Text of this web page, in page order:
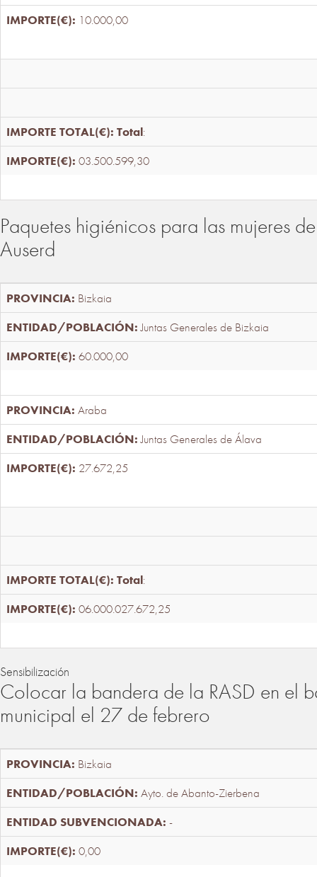
10.000,00
Total:
03.500.599,30
Paquetes higiénicos para las mujeres
Auserd
Bizkaia
Juntas Generales de Bizkaia
60.000,00
Araba
Juntas Generales de Álava
27.672,25
Total:
06.000.027.672,25
Sensibilización
Colocar la bandera de la RASD en el
municipal el 27 de febrero
Bizkaia
Ayto. de Abanto-Zierbena
-
0,00